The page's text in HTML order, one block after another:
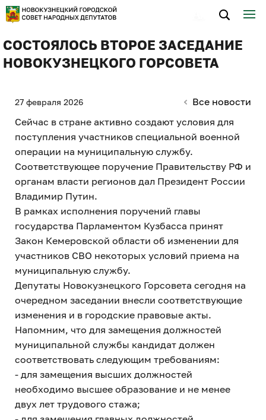
СОСТОЯЛОСЬ ВТОРОЕ ЗАСЕДАНИЕ
НОВОКУЗНЕЦКОГО ГОРСОВЕТА
27 февраля 2026
Все новости
Сейчас в стране активно создают условия для
поступления участников специальной военной
операции на муниципальную службу.
Соответствующее поручение Правительству РФ и
органам власти регионов дал Президент России
Владимир Путин.
В рамках исполнения поручений главы
государства Парламентом Кузбасса принят
Закон Кемеровской области об изменении для
участников СВО некоторых условий приема на
муниципальную службу.
Депутаты Новокузнецкого Горсовета сегодня на
очередном заседании внесли соответствующие
изменения и в городские правовые акты.
Напомним, что для замещения должностей
муниципальной службы кандидат должен
соответствовать следующим требованиям:
- для замещения высших должностей
необходимо высшее образование и не менее
двух лет трудового стажа;